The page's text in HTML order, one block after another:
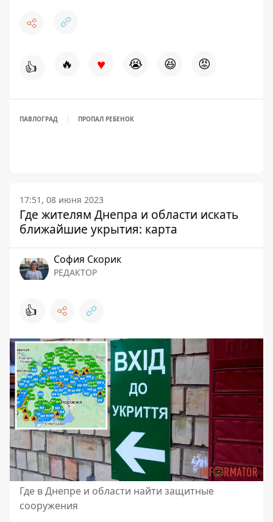
👍 🔥 ♥ 😭 😆 😡
ПАВЛОГРАД ПРОПАЛ РЕБЕНОК
17:51, 08 июня 2023
Где жителям Днепра и области искать
ближайшие укрытия: карта
София Скорик
РЕДАКТОР
👍
Где в Днепре и области найти защитные
сооружения